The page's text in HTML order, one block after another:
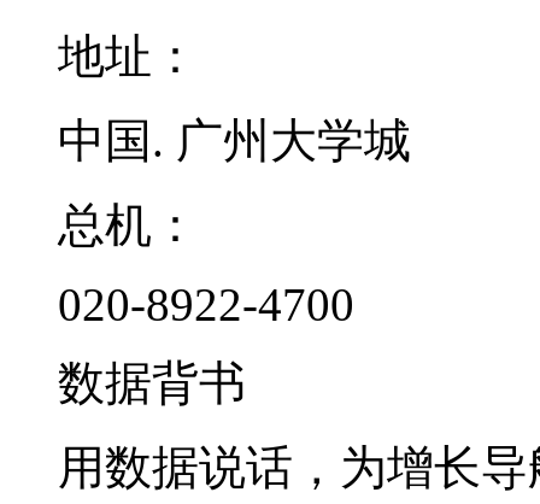
地址：
中国. 广州大学城
总机：
020-8922-4700
数据背书
用数据说话，为增长导